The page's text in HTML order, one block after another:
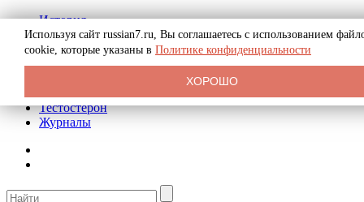
История
Биография
Криминал
Реклама на сайте
Тестостерон
Журналы
Используя сайт russian7.ru, Вы соглашаетесь с использованием
cookie, которые указаны в Политике конфиденциальности
ХОРОШО